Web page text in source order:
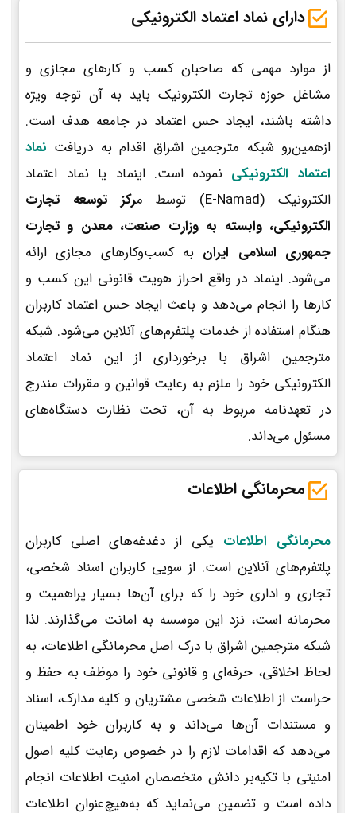
دارای نماد اعتماد الکترونیکی
از موارد مهمی که صاحبان کسب و کارهای مجازی و
مشاغل حوزه تجارت الکترونیک باید به آن توجه ویژه
داشته باشند، ایجاد حس اعتماد در جامعه هدف است.
ازهمین‌رو شبکه مترجمین اشراق اقدام به دریافت نماد
اعتماد الکترونیکی نموده است. اینماد یا نماد اعتماد
الکترونیک (E-Namad) توسط م
رکز توسعه تجارت
الکترونیکی، وابسته به وزارت صنعت، معدن و تجارت
جمهوری اسلامی ایران به کسب‌وکارهای مجازی ارائه
می‌شود. اینماد در واقع احراز هویت قانونی این کسب و
کارها را انجام می‌دهد و باعث ایجاد حس اعتماد کاربران
هنگام استفاده از خدمات پلتفرم‌های آنلاین می‌شود. شبکه
مترجمین اشراق با برخورداری از این نماد اعتماد
الکترونیکی خود را ملزم به رعایت قوانین و مقررات مندرج
در تعهدنامه مربوط به آن، تحت نظارت دستگاه‌های
مسئول می‌داند.
محرمانگی اطلاعات
محرمانگی اطلاعات یکی از دغدغه‌های اصلی کاربران
پلتفرم‌های آنلاین است. از سویی کاربران اسناد شخصی،
تجاری و اداری خود را که برای آن‌ها بسیار پراهمیت و
محرمانه است، نزد این موسسه به امانت می‌گذارند. لذا
شبکه مترجمین اشراق با درک اصل محرمانگی اطلاعات، به
لحاظ اخلاقی، حرفه‌ای و قانونی خود را موظف به حفظ و
حراست از اطلاعات شخصی مشتریان و کلیه مدارک، اسناد
و مستندات آن‌ها می‌داند و به کاربران خود اطمینان
می‌دهد که اقدامات لازم را در خصوص رعایت کلیه اصول
امنیتی با تکیه‌بر دانش متخصصان امنیت اطلاعات انجام
داده است و تضمین می‌نماید که به‌هیچ‌عنوان اطلاعات